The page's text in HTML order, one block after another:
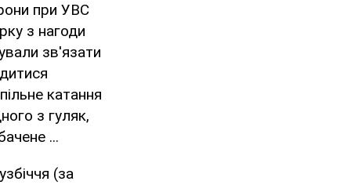
при УВС
з нагоди
зв'язати
катання
з гуляк,
...
(за